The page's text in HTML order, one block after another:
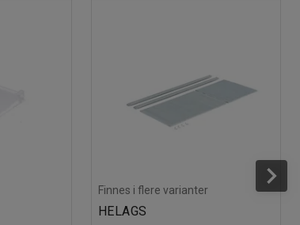
Finnes i flere varianter
HELAGS